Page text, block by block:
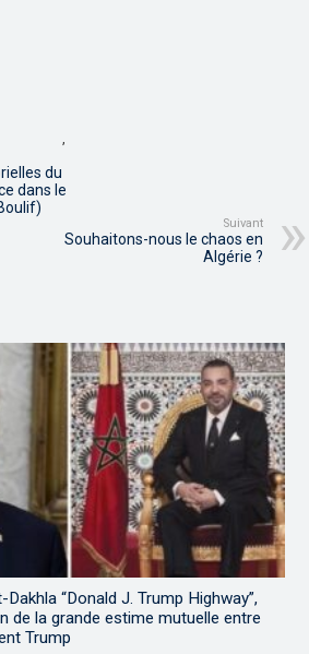
,
du
dans le
Suivant
Souhaitons-nous le chaos en
Algérie ?
“Donald J. Trump Highway”,
de la grande estime mutuelle entre
Trump